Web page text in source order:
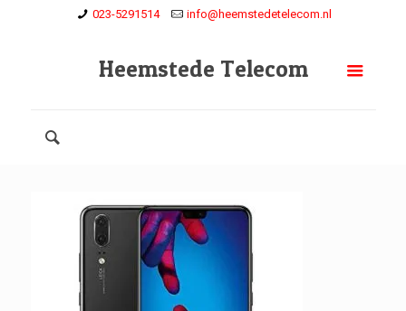
023-5291514 info@heemstedetelecom.nl
Heemstede Telecom